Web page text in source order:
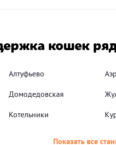
кошек
Алтуфьево
Домодедовская
Котельники
Показать все